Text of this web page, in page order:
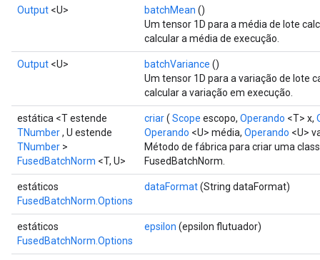
Output <U> batchMean ()
Um tensor 1D para a média de lote
calcular a média de execução.
Output <U> batchVariance ()
Um tensor 1D para a variação de lote
calcular a variação em execução.
estática <T estende
TNumber, U estende
TNumber >
FusedBatchNorm <T, U>
criar( Scope escopo, Operando <T> x,
Operando <U> média, Operando <U>
Método de fábrica para criar uma
FusedBatchNorm.
estáticos
FusedBatchNorm.Options
dataFormat(String dataFormat)
estáticos
FusedBatchNorm.Options
epsilon (epsilon flutuador)